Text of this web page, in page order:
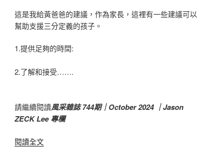
這是我給黃爸爸的建議，作為家長，這裡有一些建議可以
幫助支援三分定義的孩子。
1.提供足夠的時間:
2.了解和接受…….
請繼續閱讀風采雜誌 744期｜October 2024 ｜Jason
ZECK Lee 專欄
閱讀全文〈記